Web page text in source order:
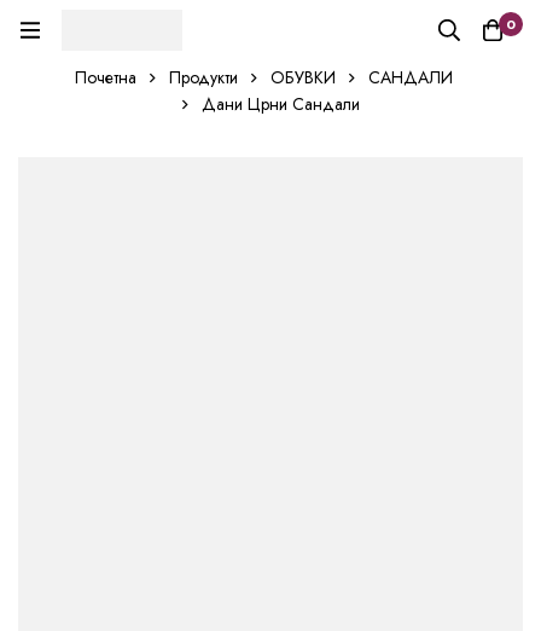
0
Почетна Продукти ОБУВКИ
САНДАЛИ
Дани Црни Сандали